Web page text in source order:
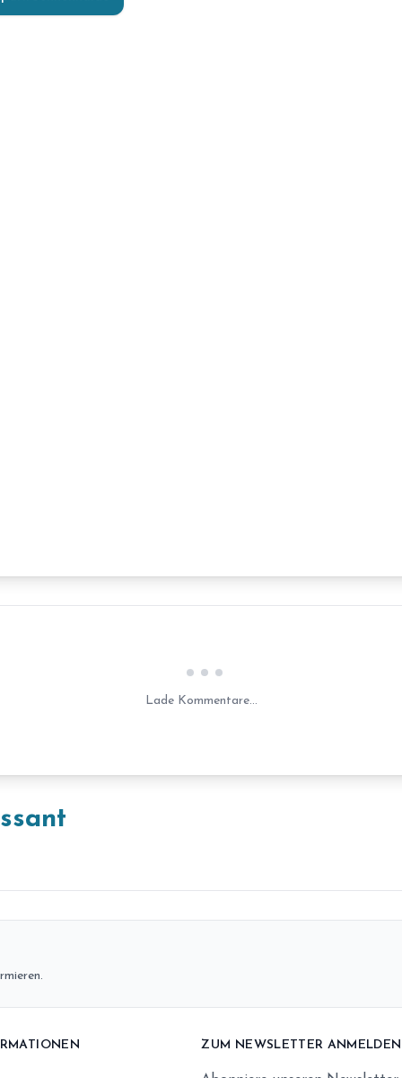
Lade Kommentare...
ZUM NEWSLETTER ANMELDEN